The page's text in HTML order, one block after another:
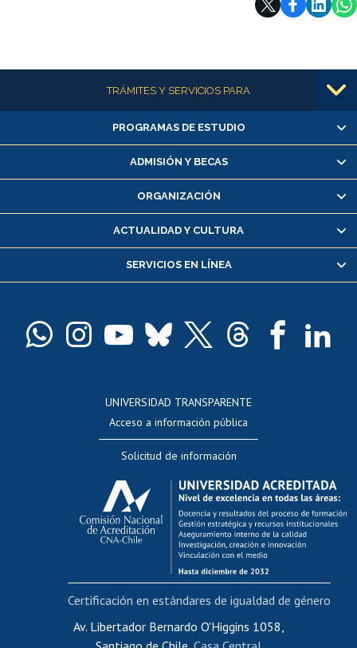
Más informaciónTRÁMITES Y SERVICIOS PARA
Alumnas/os y exalumnas/os
Matrícula en línea
Inscripción y cambio de asignaturas
Consulta y certificado de notas
Servicio médico y dental
Pago de arancel y crédito alumnos
Docentes
Evaluación docente
Calificación académica
Postulación al AUCAI
Funcionarias/os
Cursos internos de capacitación
Bienestar del personal
Portal de movilidad interna
Certificado de renta
PROGRAMAS DE ESTUDIO
ADMISIÓN Y BECAS
ORGANIZACIÓN
ACTUALIDAD Y CULTURA
SERVICIOS EN LÍNEA
UNIVERSIDAD TRANSPARENTE
Acceso a información pública
Solicitud de información
Av. Libertador Bernardo O'Higgins 1058,
Certificación en estándares de igualdad de género